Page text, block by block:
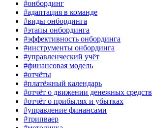
#онбординг
#адаптация в команде
#виды онбординга
#этапы онбординга
#эффективность онбординга
#инструменты онбординга
#управленческий учёт
#финансовая модель
#отчёты
#платёжный календарь
#отчёт о движении денежных средств
#отчёт о прибылях и убытках
#управление финансами
#трипваер